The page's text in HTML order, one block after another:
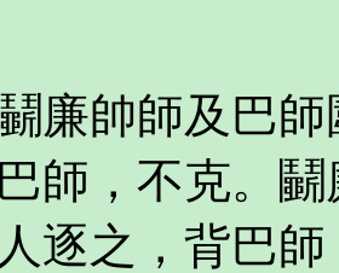
廉帥師及巴
師，不克。
逐之，背巴